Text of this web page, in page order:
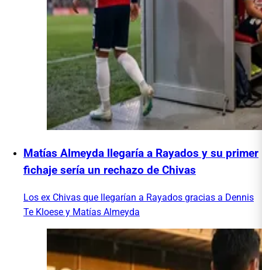
Matías Almeyda llegaría a Rayados y su primer
fichaje sería un rechazo de Chivas
Los ex Chivas que llegarían a Rayados gracias a Dennis
Te Kloese y Matías Almeyda